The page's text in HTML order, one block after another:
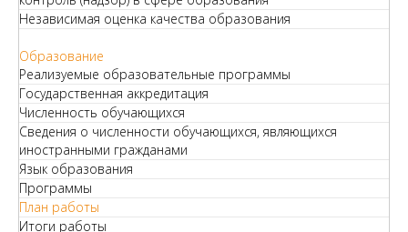
Независимая оценка качества образования
Образование
Реализуемые образовательные программы
Государственная аккредитация
Численность обучающихся
Сведения о численности обучающихся, являющихся
иностранными гражданами
Язык образования
Программы
План работы
Итоги работы